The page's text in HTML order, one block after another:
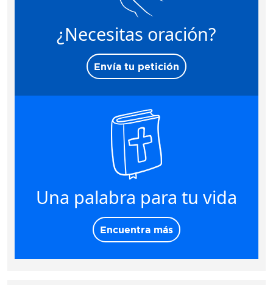
¿Necesitas oración?
Envía tu petición
Una palabra para tu vida
Encuentra más